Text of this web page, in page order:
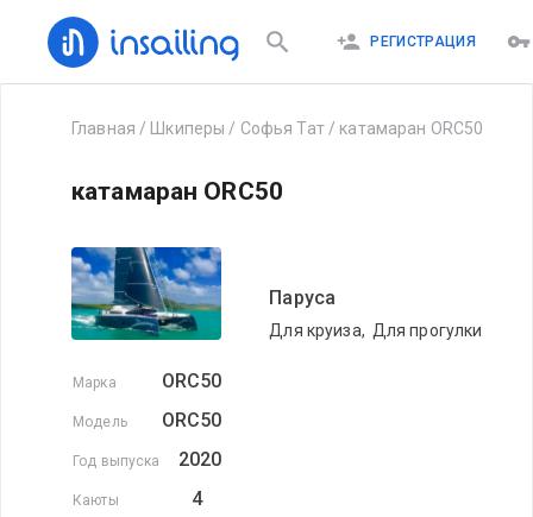
РЕГИСТРАЦИЯ
Главная / Шкиперы / Софья Тат/ катамаран ORC50
катамаран ORC50
Марка ORC50
Модель ORC50
Год выпуска 2020
Каюты 4
Паруса
Для круиза, Для прогулки